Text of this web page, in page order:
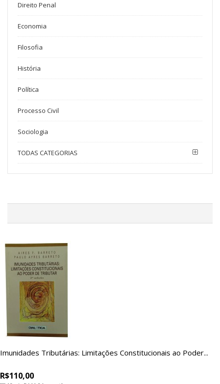
Direito Penal
Economia
Filosofia
História
Política
Processo Civil
Sociologia
TODAS CATEGORIAS
Imunidades Tributárias: Limitações Constitucionais ao Poder...
R$110,00